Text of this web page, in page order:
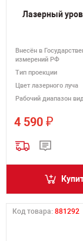
Лазерный
Внесён в
измерений РФ
Тип проекции
Цвет лазерного луча
Рабочий диапазон
4 590 ₽
Код товара: 881292